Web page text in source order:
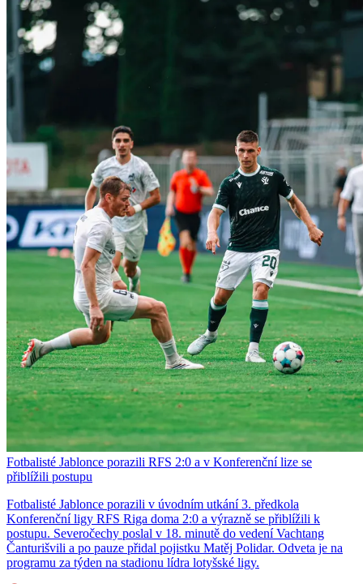
Fotbalisté Jablonce porazili RFS 2:0 a v Konferenční lize se
přiblížili postupu
Fotbalisté Jablonce porazili v úvodním utkání 3. předkola
Konferenční ligy RFS Riga doma 2:0 a výrazně se přiblížili k
postupu. Severočechy poslal v 18. minutě do vedení Vachtang
Čanturišvili a po pauze přidal pojistku Matěj Polidar. Odveta je na
programu za týden na stadionu lídra lotyšské ligy.